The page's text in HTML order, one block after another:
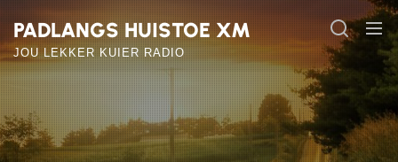
the
content
PADLANGS HUISTOE XM
JOU LEKKER KUIER RADIO